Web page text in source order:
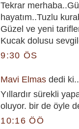
Tekrar
hayatım..Tuzlu
Güzel ve yeni
Kucak dolusu
9:30 ÖS
Mavi Elmas dedi
Yıllardır sürekli
oluyor. bir de öyle
10:16 ÖÖ